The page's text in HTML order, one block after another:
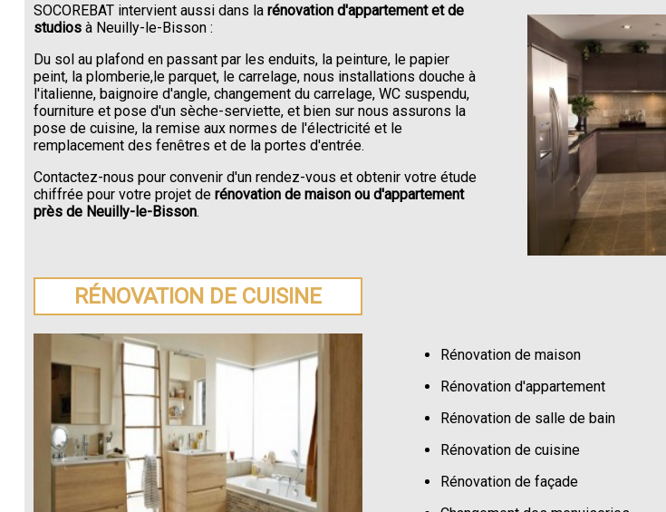
SOCOREBAT intervient aussi dans la rénovation d'appartement et de
studiosà Neuilly-le-Bisson :
Du sol au plafond en passant par les enduits, la peinture, le papier
peint, la plomberie,le parquet, le carrelage, nous installations douche à
l'italienne, baignoire d'angle, changement du carrelage, WC suspendu,
fourniture et pose d'un sèche-serviette, et bien sur nous assurons la
pose de cuisine, la remise aux normes de l'électricité et le
remplacement des fenêtres et de la portes d'entrée.
Contactez-nous pour convenir d'un rendez-vous et obtenir votre étude
chiffrée pour votre projet derénovation de maison ou d'appartement
près de Neuilly-le-Bisson.
RÉNOVATION DE CUISINE
Rénovation de maison
Rénovation d'appartement
Rénovation de salle de bain
Rénovation de cuisine
Rénovation de façade